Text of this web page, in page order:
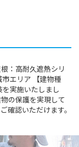
：高耐久遮熱シリ
エリア 【建物種
実施いたしまし
の保護を実現して
確認いただけます。